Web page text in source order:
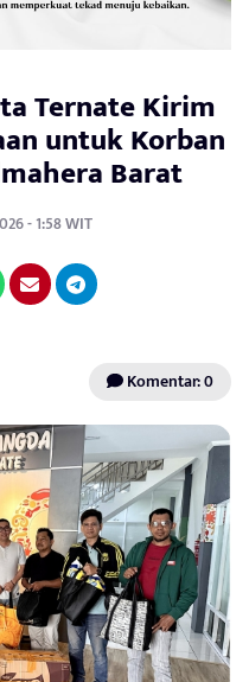
Ternate Kirim
untuk Korban
Barat
- 1:58 WIT
Komentar: 0